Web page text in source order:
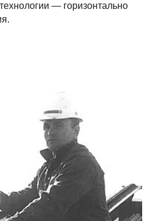
— горизонтально